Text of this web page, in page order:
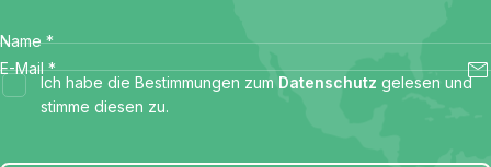
Name *
E-Mail *
Ich habe die Bestimmungen zum Datenschutz gelesen und
stimme diesen zu.